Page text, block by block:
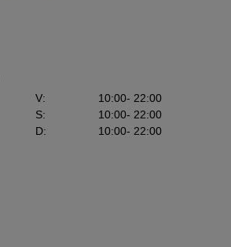
V: 10:00- 22:00
S: 10:00- 22:00
D: 10:00- 22:00